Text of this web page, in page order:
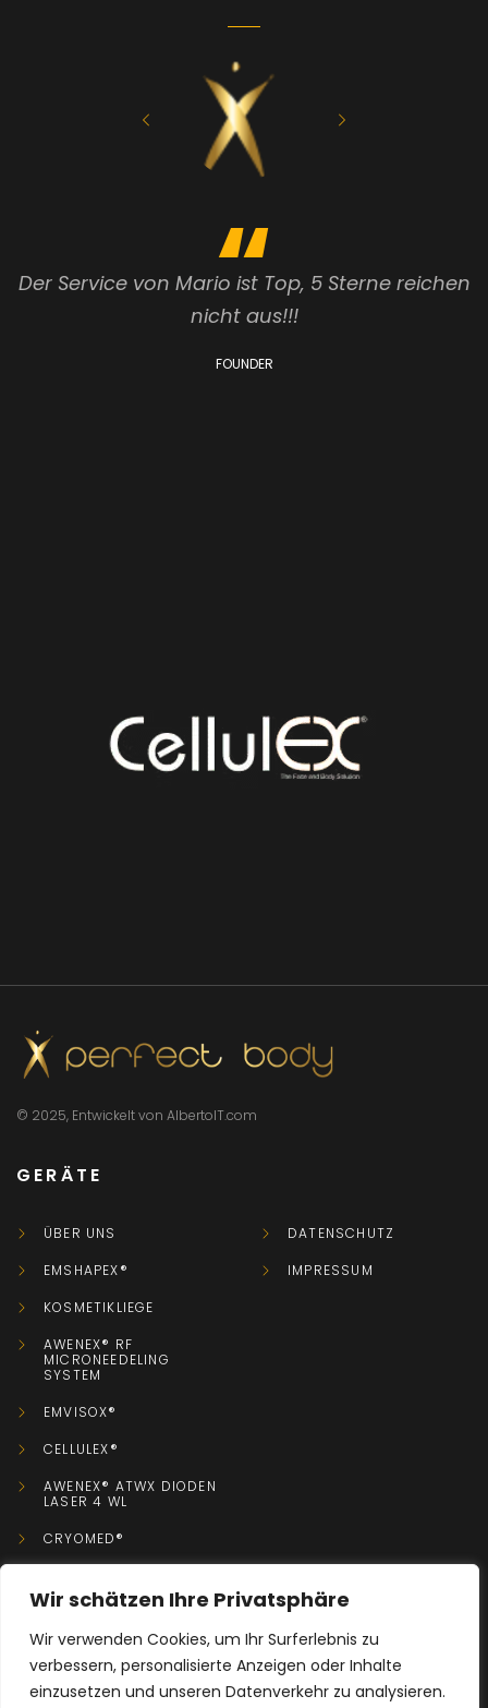
Wir schätzen Ihre Privatsphäre
Wir verwenden Cookies, um Ihr Surferlebnis zu
verbessern, personalisierte Anzeigen oder Inhalte
einzusetzen und unseren Datenverkehr zu analysieren.
Nun habe ich schon 3 AweneX Geräte über
Mario von X Perfect Body in meinen beiden
© 2025, Entwickelt von AlbertoIT.com
GERÄTE
ÜBER UNS
EMSHAPEX®
KOSMETIKLIEGE
AWENEX® RF
MICRONEEDELING
SYSTEM
EMVISOX®
CELLULEX®
AWENEX® ATWX DIODEN
LASER 4 WL
CRYOMED®
DATENSCHUTZ
IMPRESSUM
KONTAKT
+49 0152 08779755